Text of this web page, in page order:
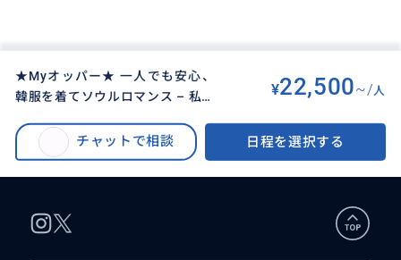
★Myオッパー★ 一人でも安心、
韓服を着てソウルロマンス – 私の
¥22,500~/人
チャットで相談 日程を選択する
★Myオッパー★ 一人でも安心、韓服を着てソウルロマンス – 私のための景
福宮さんぽ♡